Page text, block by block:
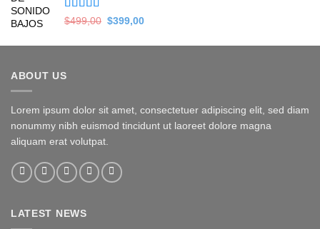
Valorado en
$499,00 Original
was:
$399,00Current
is:
ABOUT US
Lorem ipsum dolor sit amet, consectetuer adipiscing elit, sed diam
nonummy nibh euismod tincidunt ut laoreet dolore magna
aliquam erat volutpat.
LATEST NEWS